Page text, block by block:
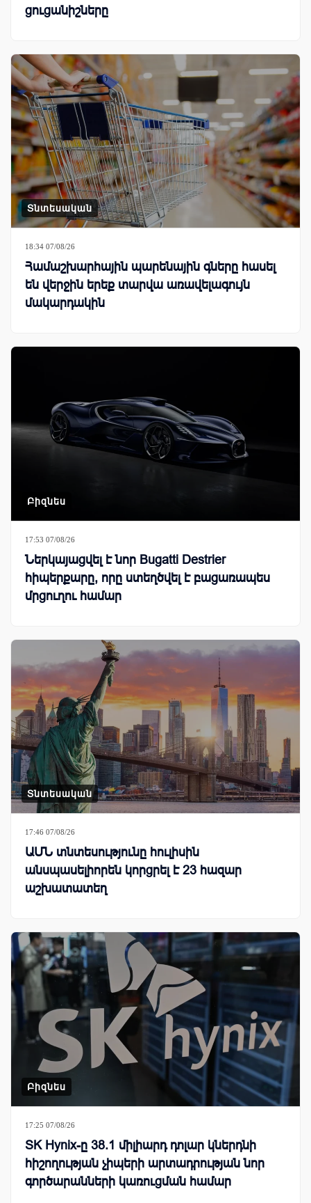
ցուցանիշները
Տնտեսական
18:34 07/08/26
Համաշխարհային պարենային գները հասել
են վերջին երեք տարվա առավելագույն
մակարդակին
Բիզնես
17:53 07/08/26
Ներկայացվել է նոր Bugatti Destrier
հիպերքարը, որը ստեղծվել է բացառապես
մրցուղու համար
Տնտեսական
17:46 07/08/26
ԱՄՆ տնտեսությունը հուլիսին
անսպասելիորեն կորցրել է 23 հազար
աշխատատեղ
Բիզնես
17:25 07/08/26
SK Hynix-ը 38.1 միլիարդ դոլար կներդնի
հիշողության չիպերի արտադրության նոր
գործարանների կառուցման համար